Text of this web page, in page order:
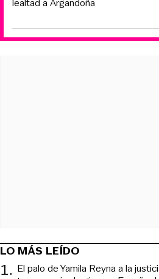
lealtad a Argandoña
LO MÁS LEÍDO
1. El palo de Yamila Reyna a la